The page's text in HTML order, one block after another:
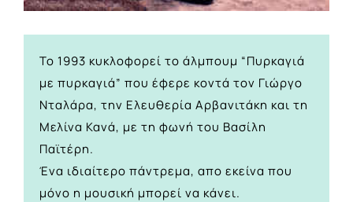
Το 1993 κυκλοφορεί το άλμπουμ “Πυρκαγιά
με πυρκαγιά” που έφερε κοντά τον Γιώργο
Νταλάρα, την Ελευθερία Αρβανιτάκη και τη
Μελίνα Κανά, με τη φωνή του Βασίλη
Παϊτέρη.
Ένα ιδιαίτερο πάντρεμα, απο εκείνα που
μόνο η μουσική μπορεί να κάνει.